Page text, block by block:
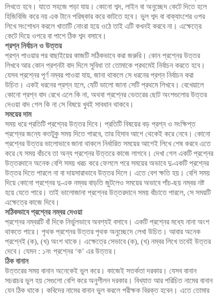
লিখতে হবে। যাতে সহজে পড়া যায়। কোনো শব্দ, লাইন বা অনুচ্ছেদ কেটে দিতে হলে
হিজিবিজি করে নয় এক টানে পরিষ্কার করে কাটতে হবে। ভুল শব্দ বা বাক্যাংশের ওপর
লিখে সংশোধন করলে খাতাটি নোংরা হয়ে ওঠে তাই এটি কখনই করবে না। এক্ষেত্রে
কেটে দিয়ে ওপরে বা পাশে ঠিক শব্দ বসাবে।
প্রশ্ন নির্বাচন ও উত্তর
প্রশ্ন পাওয়ার পর বাছাইয়ের কাজটি সঠিকভাবে করা জরুরি। কোন প্রশ্নের উত্তর
লিখবে আর কোন প্রশ্নটা বাদ দিলে সুবিধা তা তোমাকে প্রথমেই নির্বাচন করতে হবে।
যেসব প্রশ্নের পূর্ণ নম্বর পাওয়া যায়, জানা থাকলে সে ধরনের প্রশ্ন নির্বাচন করা
উচিত। একই ধরনের প্রশ্ন হলে, যেটি ভালো জানা সেটি প্রথমে লিখবে। বেখেয়ালে
কোনো প্রশ্ন বাদ রেখে এলে কি না, অথবা প্রশ্নের ভেতরের ছোট অংশগুলোর উত্তর
দেওয়া বাদ গেল কি না সে বিষয়ে খুবই সাবধান থাকবে।
সময়ের দাম
সময় ধরে প্রতিটি প্রশ্নের উত্তর দিবে। প্রতিটি বিষয়ের বড় প্রশ্ন ও সংক্ষিপ্ত
প্রশ্নের জন্যে কতটুকু সময় দিতে পারবে, তার হিসাব আগে থেকেই করে নেবে। কোনো
প্রশ্নের উত্তর ভালোভাবে জানা থাকলে নির্ধারিত সময়ের আগেই লিখে শেষ করবে এতে
করে যে সময় বাঁচবে তা অন্য প্রশ্নের উত্তরে কাজে লাগবে। দেখা গেল একটি প্রশ্নের
উত্তরদানে অনেক বেশি সময় খরচ করে ফেললে পরে সময়ের অভাবে দু-একটি প্রশ্নের
উত্তর দিতে পারলে না বা দায়সারাভাবে উত্তর দিলে। এতে বেশ ক্ষতি হয়। বেশি সময়
দিয়ে কোনো প্রশ্নের দু-এক নম্বর বাড়তি জুটলেও সময়ের অভাবে পাঁচ-ছয় নম্বর নষ্ট
হয়ে যেতে পারে। তাই ভালোজানা প্রশ্নের উত্তরদানে সময় বাঁচাতে পারলে, সে সময়টি
এক্ষেত্রে কাজে দিবে।
সঠিকভাবে প্রশ্নের নম্বর দেওয়া
প্রশ্নের নম্বরটি বাঁ দিকে নির্ভুলভাবে অবশ্যই বসাবে। একটি প্রশ্নের মধ্যে নানা অংশ
থাকতে পারে। পৃথক প্রশ্নের উত্তর পৃথক অনুচ্ছেদে লেখা উচিত। আবার অনেক
প্রশ্নেই (ক), (খ) অংশ থাকে। এক্ষেত্রে সেভাবে (ক), (খ) নম্বর লিখে তবেই উত্তর
দেবে। যেমন : ১নং প্রশ্নের ‘ক’ এর উত্তর।
ঠিক বানান
উত্তরের সময় বানান অনেকেই ভুল করে। কাজেই সতর্কতা দরকার। যেসব বানান
সচরাচর ভুল হয় সেগুলো বেশি করে অনুশীলন দরকার। বিখ্যাত আর পরিচিত নামের বানান
যেন ঠিক থাকে। কবিদের নামের বানান ভুল করলে পরীক্ষক বিরক্ত হবেন। এতে তোমার